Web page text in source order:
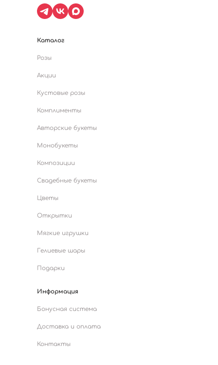
Каталог
Розы
Акции
Кустовые розы
Комплименты
Авторские букеты
Монобукеты
Композиции
Свадебные букеты
Цветы
Открытки
Мягкие игрушки
Гелиевые шары
Подарки
Информация
Бонусная система
Доставка и оплата
Контакты